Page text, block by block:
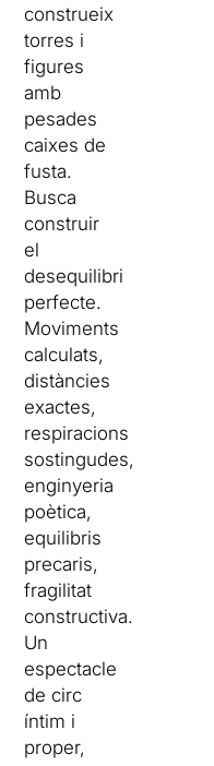
construeix
torres i
figures
amb
pesades
caixes de
fusta.
Busca
construir
el
desequilibri
perfecte.
Moviments
calculats,
distàncies
exactes,
respiracions
sostingudes,
enginyeria
poètica,
equilibris
precaris,
fragilitat
constructiva.
Un
espectacle
de circ
íntim i
proper,